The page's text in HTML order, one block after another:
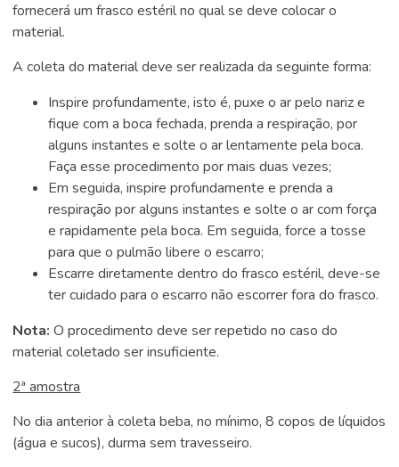
fornecerá um frasco estéril no qual se deve colocar o
material.
A coleta do material deve ser realizada da seguinte forma:
Inspire profundamente, isto é, puxe o ar pelo nariz e
fique com a boca fechada, prenda a respiração, por
alguns instantes e solte o ar lentamente pela boca.
Faça esse procedimento por mais duas vezes;
Em seguida, inspire profundamente e prenda a
respiração por alguns instantes e solte o ar com força
e rapidamente pela boca. Em seguida, force a tosse
para que o pulmão libere o escarro;
Escarre diretamente dentro do frasco estéril, deve-se
ter cuidado para o escarro não escorrer fora do frasco.
Nota: O procedimento deve ser repetido no caso do
material coletado ser insuficiente.
2ª amostra
No dia anterior à coleta beba, no mínimo, 8 copos de líquidos
(água e sucos), durma sem travesseiro.